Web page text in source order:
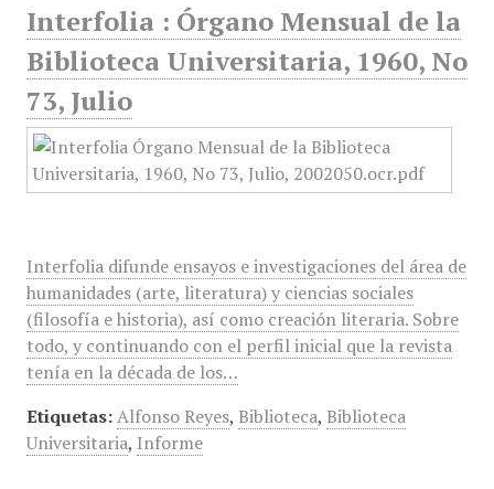
Interfolia : Órgano Mensual de la
Biblioteca Universitaria, 1960, No
73, Julio
Interfolia difunde ensayos e investigaciones del área de
humanidades (arte, literatura) y ciencias sociales
(filosofía e historia), así como creación literaria. Sobre
todo, y continuando con el perfil inicial que la revista
tenía en la década de los…
Etiquetas: Alfonso Reyes, Biblioteca, Biblioteca
Universitaria, Informe